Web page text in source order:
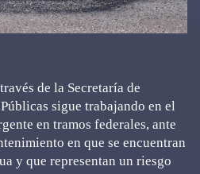
de la Secretaría de
sigue trabajando en el
en tramos federales, ante
en que se encuentran
y que representan un riesgo